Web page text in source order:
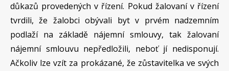
důkazů provedených v řízení. Pokud žalovaní v řízení
tvrdili, že žalobci obývali byt v prvém nadzemním
podlaží na základě nájemní smlouvy, tak žalovaní
nájemní smlouvu nepředložili, neboť jí nedisponují.
Ačkoliv lze vzít za prokázané, že zůstavitelka ve svých